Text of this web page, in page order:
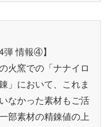
弾 情報④】
火窯での「ナナイロ
」において、これま
なかった素材もご活
部素材の精錬値の上